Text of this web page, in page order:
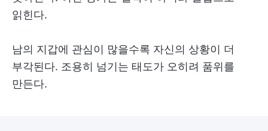
읽힌다.
남의 지갑에 관심이 많을수록 자신의 상황이 더
부각된다. 조용히 넘기는 태도가 오히려 품위를
만든다.